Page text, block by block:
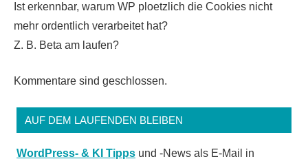
Ist erkennbar, warum WP ploetzlich die Cookies nicht
mehr ordentlich verarbeitet hat?
Z. B. Beta am laufen?
Kommentare sind geschlossen.
AUF DEM LAUFENDEN BLEIBEN
WordPress- & KI Tipps und -News als E-Mail in